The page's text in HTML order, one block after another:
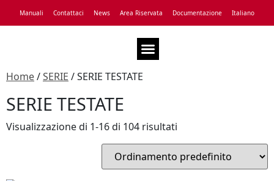
Manuali Contattaci News Area Riservata Documentazione Italiano
Home/SERIE / SERIE TESTATE
SERIE TESTATE
Visualizzazione di 1-16 di 104 risultati